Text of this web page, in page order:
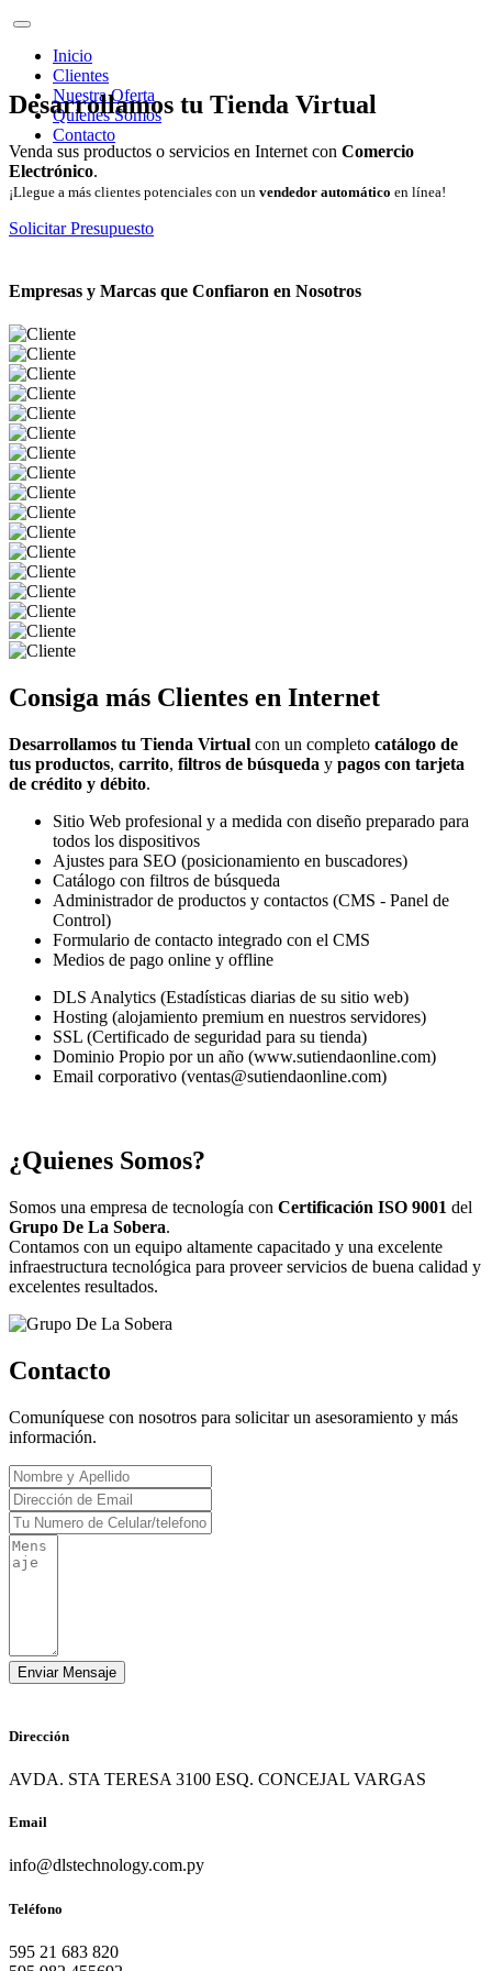
Inicio
Clientes
Nuestra Oferta
Quienes Somos
Contacto
Desarrollamos tu Tienda Virtual
Venda sus productos o servicios en Internet con Comercio
Electrónico.
¡Llegue a más clientes potenciales con un vendedor automático en línea!
Solicitar Presupuesto
Empresas y Marcas que Confiaron en Nosotros
Consiga más Clientes en Internet
Desarrollamos tu Tienda Virtual con un completo catálogo de
tus productos, carrito, filtros de búsqueda y pagos con tarjeta
de crédito y débito.
Sitio Web profesional y a medida con diseño preparado para
todos los dispositivos
Ajustes para SEO (posicionamiento en buscadores)
Catálogo con filtros de búsqueda
Administrador de productos y contactos (CMS - Panel de
Control)
Formulario de contacto integrado con el CMS
Medios de pago online y offline
DLS Analytics (Estadísticas diarias de su sitio web)
Hosting (alojamiento premium en nuestros servidores)
SSL (Certificado de seguridad para su tienda)
Dominio Propio por un año (www.sutiendaonline.com)
Email corporativo (ventas@sutiendaonline.com)
¿Quienes Somos?
Somos una empresa de tecnología con Certificación ISO 9001 del
Grupo De La Sobera.
Contamos con un equipo altamente capacitado y una excelente
infraestructura tecnológica para proveer servicios de buena calidad y
excelentes resultados.
Contacto
Comuníquese con nosotros para solicitar un asesoramiento y más
información.
Dirección
AVDA. STA TERESA 3100 ESQ. CONCEJAL VARGAS
Email
info@dlstechnology.com.py
Teléfono
595 21 683 820